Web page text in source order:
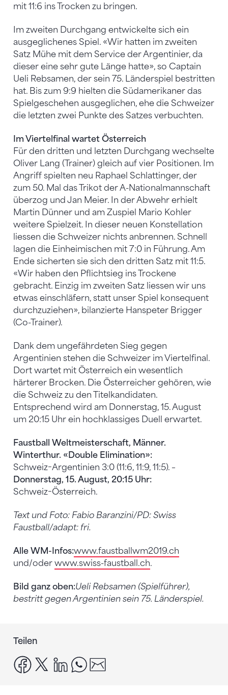
mit 11:6 ins Trocken zu bringen.
Im zweiten Durchgang entwickelte sich ein
ausgeglichenes Spiel. «Wir hatten im zweiten
Satz Mühe mit dem Service der Argentinier, da
dieser eine sehr gute Länge hatte», so Captain
Ueli Rebsamen, der sein 75. Länderspiel bestritten
hat. Bis zum 9:9 hielten die Südamerikaner das
Spielgeschehen ausgeglichen, ehe die Schweizer
die letzten zwei Punkte des Satzes verbuchten.
Im Viertelfinal wartet Österreich
Für den dritten und letzten Durchgang wechselte
Oliver Lang (Trainer) gleich auf vier Positionen. Im
Angriff spielten neu Raphael Schlattinger, der
zum 50. Mal das Trikot der A-Nationalmannschaft
überzog und Jan Meier. In der Abwehr erhielt
Martin Dünner und am Zuspiel Mario Kohler
weitere Spielzeit. In dieser neuen Konstellation
liessen die Schweizer nichts anbrennen. Schnell
lagen die Einheimischen mit 7:0 in Führung. Am
Ende sicherten sie sich den dritten Satz mit 11:5.
«Wir haben den Pflichtsieg ins Trockene
gebracht. Einzig im zweiten Satz liessen wir uns
etwas einschläfern, statt unser Spiel konsequent
durchzuziehen», bilanzierte Hanspeter Brigger
(Co-Trainer).
Dank dem ungefährdeten Sieg gegen
Argentinien stehen die Schweizer im Viertelfinal.
Dort wartet mit Österreich ein wesentlich
härterer Brocken. Die Österreicher gehören, wie
die Schweiz zu den Titelkandidaten.
Entsprechend wird am Donnerstag, 15. August
um 20:15 Uhr ein hochklassiges Duell erwartet.
Faustball Weltmeisterschaft, Männer.
Winterthur. «Double Elimination»:
Schweiz−Argentinien 3:0 (11:6, 11:9, 11:5). –
Donnerstag, 15. August, 20:15 Uhr:
Schweiz−Österreich.
Text und Foto: Fabio Baranzini/PD: Swiss
Faustball/adapt: fri.
Alle WM-Infos:www.faustballwm2019.ch
und/oder www.swiss-faustball.ch.
Bild ganz oben:Ueli Rebsamen (Spielführer),
bestritt gegen Argentinien sein 75. Länderspiel.
Teilen
facebook
x linkedinwhatsapp